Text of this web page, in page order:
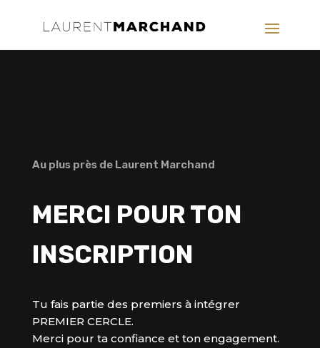
Au plus près de Laurent Marchand
MERCI POUR TON
INSCRIPTION
Tu fais partie des premiers à intégrer
PREMIER CERCLE.
Merci pour ta confiance et ton engagement.